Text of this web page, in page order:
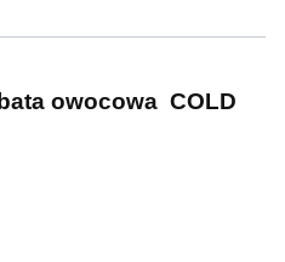
owocowa COLD